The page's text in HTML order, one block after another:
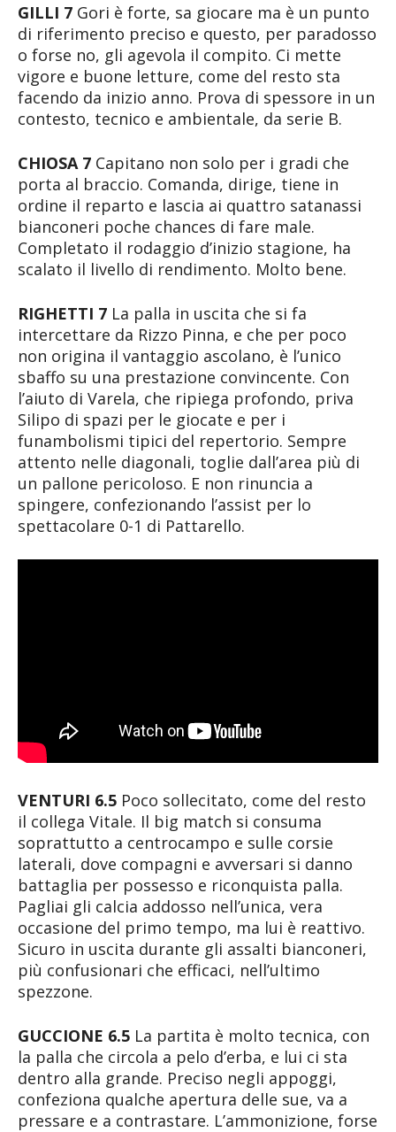
GILLI 7 Gori è forte, sa giocare ma è un punto
di riferimento preciso e questo, per paradosso
o forse no, gli agevola il compito. Ci mette
vigore e buone letture, come del resto sta
facendo da inizio anno. Prova di spessore in un
contesto, tecnico e ambientale, da serie B.
CHIOSA 7 Capitano non solo per i gradi che
porta al braccio. Comanda, dirige, tiene in
ordine il reparto e lascia ai quattro satanassi
bianconeri poche chances di fare male.
Completato il rodaggio d’inizio stagione, ha
scalato il livello di rendimento. Molto bene.
RIGHETTI 7 La palla in uscita che si fa
intercettare da Rizzo Pinna, e che per poco
non origina il vantaggio ascolano, è l’unico
sbaffo su una prestazione convincente. Con
l’aiuto di Varela, che ripiega profondo, priva
Silipo di spazi per le giocate e per i
funambolismi tipici del repertorio. Sempre
attento nelle diagonali, toglie dall’area più di
un pallone pericoloso. E non rinuncia a
spingere, confezionando l’assist per lo
spettacolare 0-1 di Pattarello.
VENTURI 6.5 Poco sollecitato, come del resto
il collega Vitale. Il big match si consuma
soprattutto a centrocampo e sulle corsie
laterali, dove compagni e avversari si danno
battaglia per possesso e riconquista palla.
Pagliai gli calcia addosso nell’unica, vera
occasione del primo tempo, ma lui è reattivo.
Sicuro in uscita durante gli assalti bianconeri,
più confusionari che efficaci, nell’ultimo
spezzone.
GUCCIONE 6.5 La partita è molto tecnica, con
la palla che circola a pelo d’erba, e lui ci sta
dentro alla grande. Preciso negli appoggi,
confeziona qualche apertura delle sue, va a
pressare e a contrastare. L’ammonizione, forse